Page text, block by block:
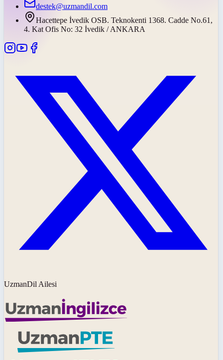
destek@uzmandil.com
Hacettepe İvedik OSB. Teknokenti 1368. Cadde No.61,
4. Kat Ofis No: 32 İvedik / ANKARA
UzmanDil Ailesi